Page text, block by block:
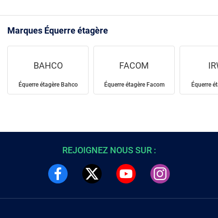
Marques Équerre étagère
BAHCO
Équerre étagère Bahco
FACOM
Équerre étagère Facom Équerre
REJOIGNEZ NOUS SUR :